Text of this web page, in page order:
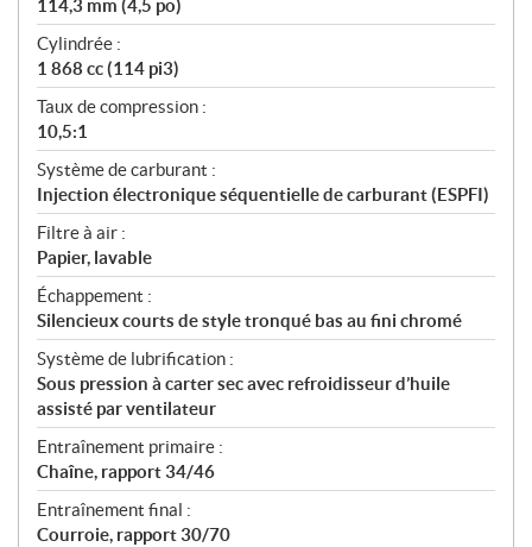
114,3 mm (4,5 po)
Cylindrée :
1 868 cc (114 pi3)
Taux de compression :
10,5:1
Système de carburant :
Injection électronique séquentielle de carburant (ESPFI)
Filtre à air :
Papier, lavable
Échappement :
Silencieux courts de style tronqué bas au fini chromé
Système de lubrification :
Sous pression à carter sec avec refroidisseur d’huile
assisté par ventilateur
Entraînement primaire :
Chaîne, rapport 34/46
Entraînement final :
Courroie, rapport 30/70